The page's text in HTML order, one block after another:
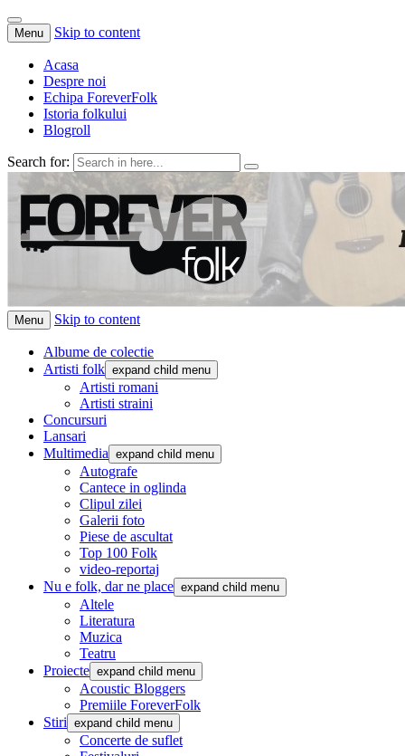
Menu Skip to content
Acasa
Despre noi
Echipa ForeverFolk
Istoria folkului
Blogroll
Search for:
ForeverFolk
Muzica sufletului tau
Menu Skip to content
Albume de colectie
Artisti folk expand child menu
Artisti romani
Artisti straini
Concursuri
Lansari
Multimedia expand child menu
Autografe
Cantece in oglinda
Clipul zilei
Galerii foto
Piese de ascultat
Top 100 Folk
video-reportaj
Nu e folk, dar ne place expand child menu
Altele
Literatura
Muzica
Teatru
Proiecte expand child menu
Acoustic Bloggers
Premiile ForeverFolk
Stiri expand child menu
Concerte de suflet